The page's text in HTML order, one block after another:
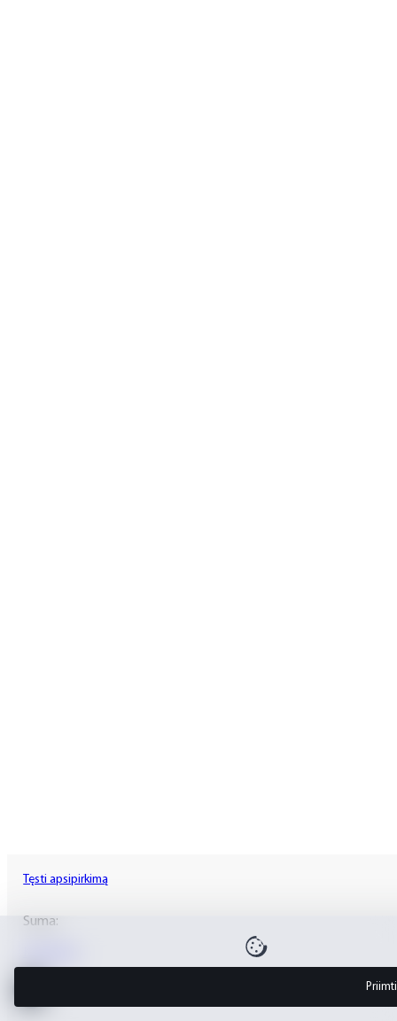
Tęsti apsipirkimą
Suma: